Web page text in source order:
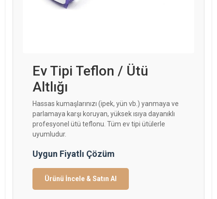
Ev Tipi Teflon / Ütü
Altlığı
Hassas kumaşlarınızı (ipek, yün vb.) yanmaya ve
parlamaya karşı koruyan, yüksek ısıya dayanıklı
profesyonel ütü teflonu. Tüm ev tipi ütülerle
uyumludur.
Uygun Fiyatlı Çözüm
Ürünü İncele & Satın Al